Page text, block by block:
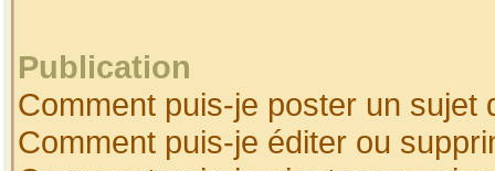
Publication
Comment puis-je poster un sujet
Comment puis-je éditer ou